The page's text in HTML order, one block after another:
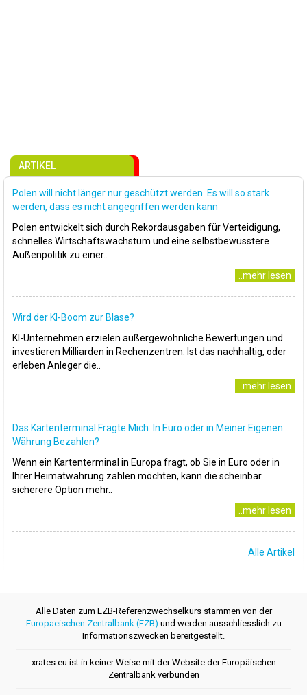
ARTIKEL
Polen will nicht länger nur geschützt werden. Es will so stark
werden, dass es nicht angegriffen werden kann
Polen entwickelt sich durch Rekordausgaben für Verteidigung,
schnelles Wirtschaftswachstum und eine selbstbewusstere
Außenpolitik zu einer..
..mehr lesen
Wird der KI-Boom zur Blase?
KI-Unternehmen erzielen außergewöhnliche Bewertungen und
investieren Milliarden in Rechenzentren. Ist das nachhaltig, oder
erleben Anleger die..
..mehr lesen
Das Kartenterminal Fragte Mich: In Euro oder in Meiner Eigenen
Währung Bezahlen?
Wenn ein Kartenterminal in Europa fragt, ob Sie in Euro oder in
Ihrer Heimatwährung zahlen möchten, kann die scheinbar
sicherere Option mehr..
..mehr lesen
Alle Artikel
Alle Daten zum EZB-Referenzwechselkurs stammen von der
Europaeischen Zentralbank (EZB) und werden ausschliesslich zu
Informationszwecken bereitgestellt.
xrates.eu ist in keiner Weise mit der Website der Europäischen
Zentralbank verbunden